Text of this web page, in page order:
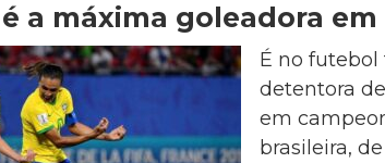
a máxima goleadora
É no
detentora
em
brasileira,